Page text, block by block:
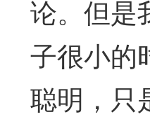
论。但是
子很小的
聪明，只